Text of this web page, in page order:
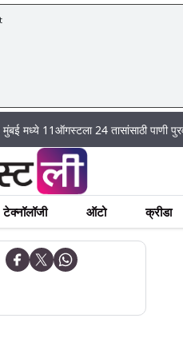
24 तासांसाठी पाणी पुरवठा
टेक्नॉलॉजी ऑटो क्रीडा